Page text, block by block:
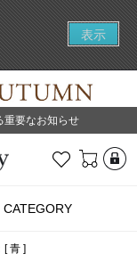
表示
重要なお知らせ
お気に入り
CATEGORY
[青 ]